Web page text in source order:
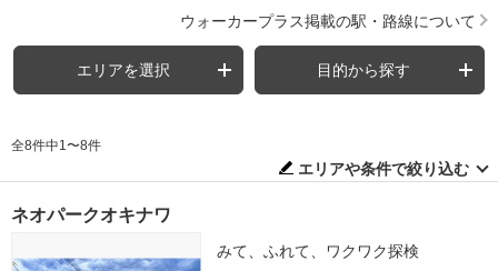
ウォーカープラス掲載の駅・路線について
エリアを選択 目的から探す
全8件中1〜8件
エリアや条件で絞り込む
ネオパークオキナワ
みて、ふれて、ワクワク探検